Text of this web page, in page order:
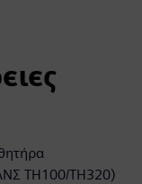
TH100/TH320)